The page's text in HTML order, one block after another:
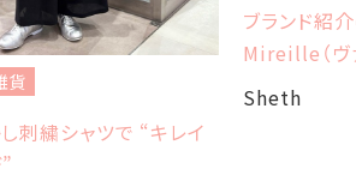
貨
刺繍シャツで “キレイ
ブランド紹
Mireille（ヴァ
Sheth